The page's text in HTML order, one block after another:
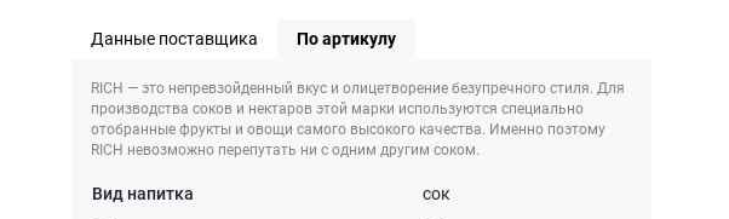
Данные поставщика По артикулу
RICH — это непревзойденный вкус и олицетворение безупречного стиля. Для
производства соков и нектаров этой марки используются специально
отобранные фрукты и овощи самого высокого качества. Именно поэтому
RICH невозможно перепутать ни с одним другим соком.
Вид напитка
сок